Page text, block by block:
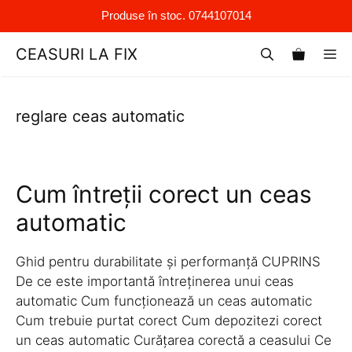
Produse în stoc. 0744107014
CEASURI LA FIX
reglare ceas automatic
Cum întreții corect un ceas
automatic
Ghid pentru durabilitate și performanță CUPRINS
De ce este importantă întreținerea unui ceas
automatic Cum funcționează un ceas automatic
Cum trebuie purtat corect Cum depozitezi corect
un ceas automatic Curățarea corectă a ceasului Ce